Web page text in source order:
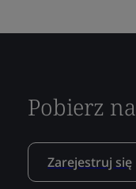
Pobierz
Zarejestruj się